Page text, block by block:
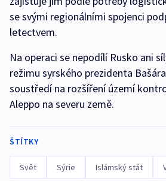
se svými regionálními spojenci
letectvem.
Na operaci se nepodílí Rusko ani
režimu syrského prezidenta
soustředí na rozšíření území
Aleppo na severu země.
ŠTÍTKY
Svět Sýrie Islámský stát